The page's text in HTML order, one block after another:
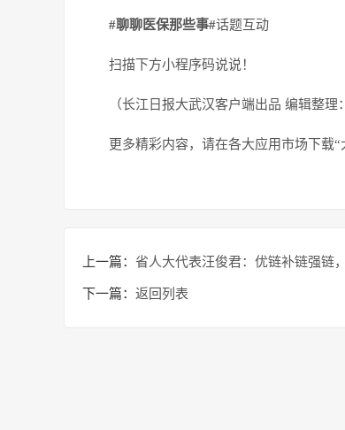
#聊聊医保那些事#话题互动
扫描下方小程序码说说！
（长江日报大武汉客户端出品 编辑整理
更多精彩内容，请在各大应用市场下载“
上一篇： 省人大代表汪俊君：优链补链强链
下一篇： 返回列表